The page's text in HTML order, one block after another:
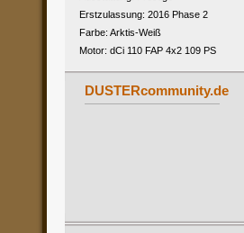
Erstzulassung: 2016 Phase 2
Farbe: Arktis-Weiß
Motor: dCi 110 FAP 4x2 109 PS
DUSTERcommunity.de